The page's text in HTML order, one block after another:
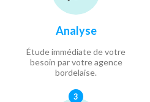
Analyse
Étude immédiate de votre
besoin par votre agence
bordelaise.
3